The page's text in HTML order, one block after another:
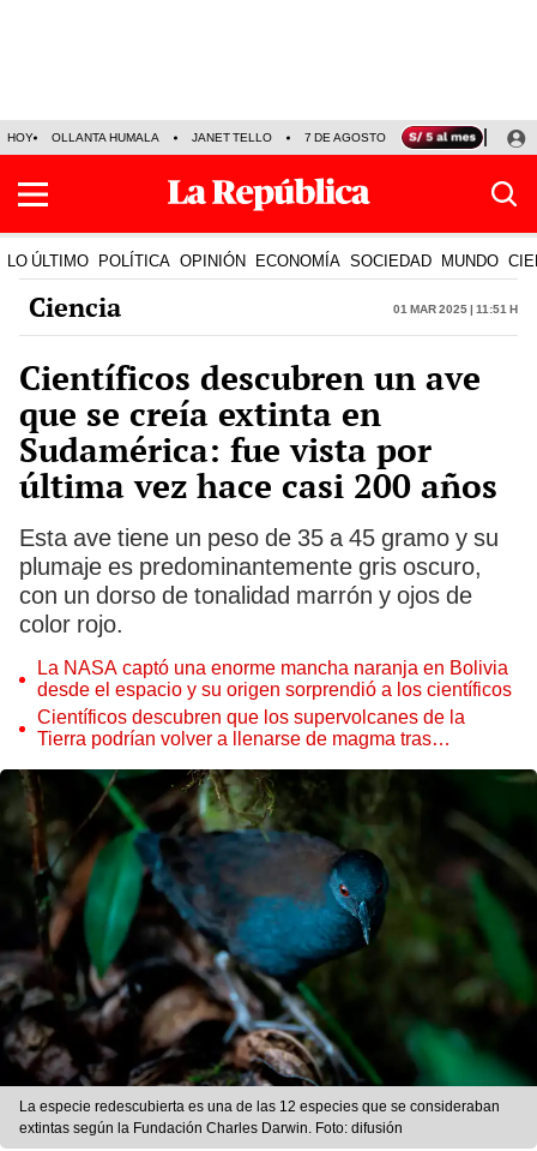
HOY OLLANTA HUMALA JANET TELLO 7 DE AGOSTO TINKA RESULTADOS
LO ÚLTIMO POLÍTICA OPINIÓN ECONOMÍA SOCIEDAD MUNDO
Ciencia 01 Mar 2025 | 11:51 h
Científicos descubren un ave
que se creía extinta en
Sudamérica: fue vista por
última vez hace casi 200 años
Esta ave tiene un peso de 35 a 45 gramo y su
plumaje es predominantemente gris oscuro,
con un dorso de tonalidad marrón y ojos de
color rojo.
La NASA captó una enorme mancha naranja en Bolivia
desde el espacio y su origen sorprendió a los científicos
Científicos descubren que los supervolcanes de la
Tierra podrían volver a llenarse de magma tras
La especie redescubierta es una de las 12 especies que se consideraban
extintas según la Fundación Charles Darwin. Foto: difusión